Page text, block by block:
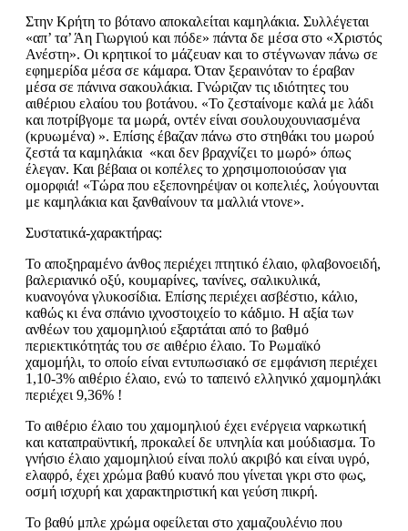
Στην Κρήτη το βότανο αποκαλείται καμηλάκια. Συλλέγεται
«απ’ τα’ Άη Γιωργιού και πόδε» πάντα δε μέσα στο «Χριστός
Ανέστη». Οι κρητικοί το μάζευαν και το στέγνωναν πάνω σε
εφημερίδα μέσα σε κάμαρα. Όταν ξεραινόταν το έραβαν
μέσα σε πάνινα σακουλάκια. Γνώριζαν τις ιδιότητες του
αιθέριου ελαίου του βοτάνου. «Το ζεσταίνομε καλά με λάδι
και ποτρίβγομε τα μωρά, οντέν είναι σουλουχουνιασμένα
(κρυωμένα) ». Επίσης έβαζαν πάνω στο στηθάκι του μωρού
ζεστά τα καμηλάκια «και δεν βραχνίζει το μωρό» όπως
έλεγαν. Και βέβαια οι κοπέλες το χρησιμοποιούσαν για
ομορφιά! «Τώρα που εξεπονηρέψαν οι κοπελιές, λούγουνται
με καμηλάκια και ξανθαίνουν τα μαλλιά ντονε».
Συστατικά-χαρακτήρας:
Το αποξηραμένο άνθος περιέχει πτητικό έλαιο, φλαβονοειδή,
βαλεριανικό οξύ, κουμαρίνες, τανίνες, σαλικυλικά,
κυανογόνα γλυκοσίδια. Επίσης περιέχει ασβέστιο, κάλιο,
καθώς κι ένα σπάνιο ιχνοστοιχείο το κάδμιο. Η αξία των
ανθέων του χαμομηλιού εξαρτάται από το βαθμό
περιεκτικότητάς του σε αιθέριο έλαιο. Το Ρωμαϊκό
χαμομήλι, το οποίο είναι εντυπωσιακό σε εμφάνιση περιέχει
1,10-3% αιθέριο έλαιο, ενώ το ταπεινό ελληνικό χαμομηλάκι
περιέχει 9,36% !
Το αιθέριο έλαιο του χαμομηλιού έχει ενέργεια ναρκωτική
και καταπραϋντική, προκαλεί δε υπνηλία και μούδιασμα. Το
γνήσιο έλαιο χαμομηλιού είναι πολύ ακριβό και είναι υγρό,
ελαφρό, έχει χρώμα βαθύ κυανό που γίνεται γκρι στο φως,
οσμή ισχυρή και χαρακτηριστική και γεύση πικρή.
Το βαθύ μπλε χρώμα οφείλεται στο χαμαζουλένιο που